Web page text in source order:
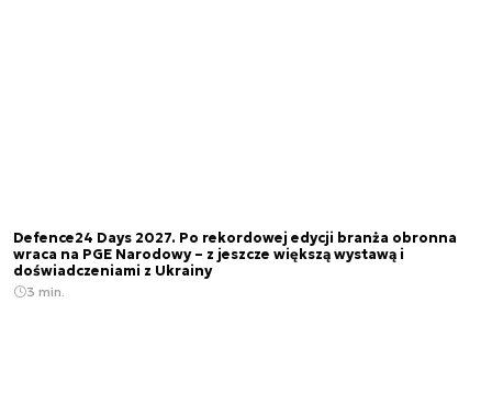
Defence24 Days 2027. Po rekordowej edycji branża obronna
wraca na PGE Narodowy – z jeszcze większą wystawą i
doświadczeniami z Ukrainy
3 min.